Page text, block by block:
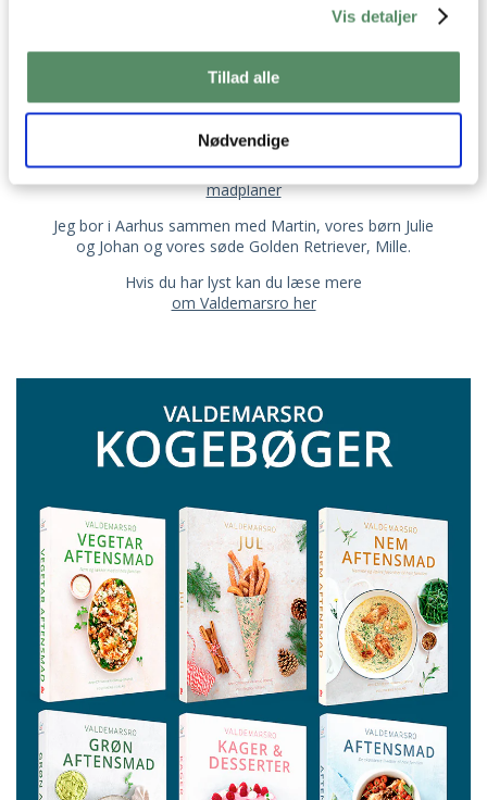
Vis detaljer
Tillad alle
Nødvendige
OM VALDEMARSRO
Jeg hedder Ann-Christine, og det er mig der står
velsmagende opskrifter, som jeg deler med jer her på
Valdemarsro, i mine kogebøger og imine ugentlige
madplaner
Jeg bor i Aarhus sammen med Martin, vores børn Julie
og Johan og vores søde Golden Retriever, Mille.
Hvis du har lyst kan du læse mere
om Valdemarsro her